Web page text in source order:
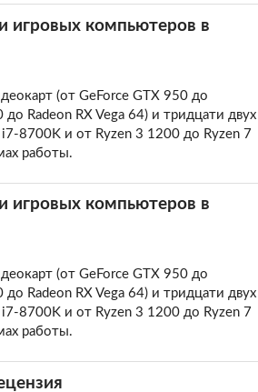
игровых компьютеров в
(от GeForce GTX 950 до
Radeon RX Vega 64) и тридцати двух
8700K и от Ryzen 3 1200 до Ryzen 7
работы.
игровых компьютеров в
(от GeForce GTX 950 до
Radeon RX Vega 64) и тридцати двух
8700K и от Ryzen 3 1200 до Ryzen 7
работы.